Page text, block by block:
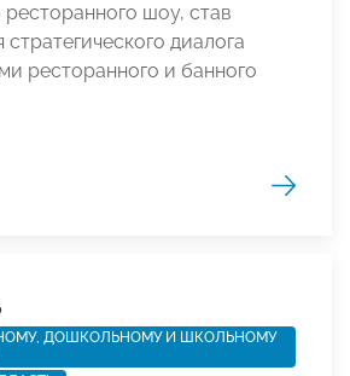
ресторанного шоу, став
диалога
ресторанного и банного
ДОШКОЛЬНОМУ И ШКОЛЬНОМУ